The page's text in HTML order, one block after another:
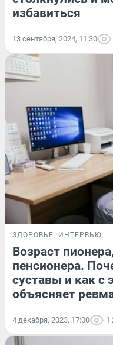
избавиться
13 сентября, 2024, 11:30
ЗДОРОВЬЕ ИНТЕРВЬЮ
Возраст
пенсионера.
суставы и как с
объясняет
4 декабря, 2023, 17:00 1